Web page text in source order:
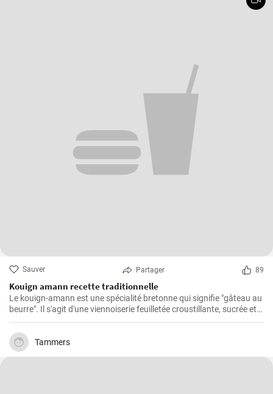
Sauver Partager 89
Kouign amann recette traditionnelle
Le kouign-amann est une spécialité bretonne qui signifie "gâteau au
beurre". Il s'agit d'une viennoiserie feuilletée croustillante, sucrée et
beurrée à souhait. Bien qu'il soit un peu complexe à réaliser, le
résultat en vaut vraiment la peine !
Tammers